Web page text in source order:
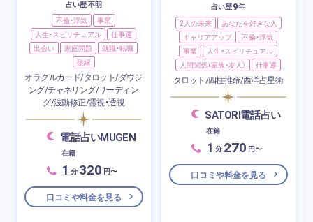
占い歴 不明
不倫・浮気
事業
人生・スピリチュアル
仕事運
出会い
家庭問題
就職・転職
復縁
オラクルカード/タロット/ダウジ
ング/チャネリング/リーディン
グ/波動修正/霊視・透視
電話占いMUGEN
在籍
1 分 320 円〜
口コミや料金を見る
占い歴9年
2人の未来
あなたを好きな人
キャリアアップ
不倫・浮気
事業
人生・スピリチュアル
人間関係（家族・友人）
仕事運
タロット/四柱推命/西洋占星術
SATORI電話占い
在籍
1 分 270 円〜
口コミや料金を見る